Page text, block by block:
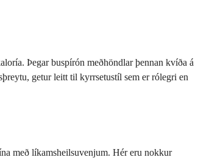
Þegar buspírón meðhöndlar þennan kvíða á
getur leitt til kyrrsetustíl sem er rólegri en
með líkamsheilsuvenjum. Hér eru nokkur